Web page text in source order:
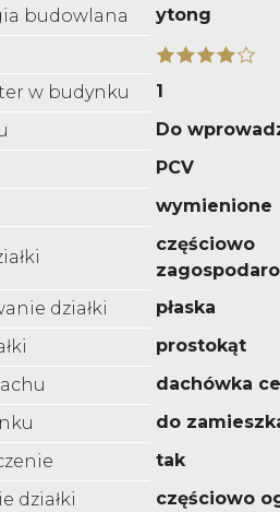
budowlana
ytong
w budynku
1
Do
PCV
wymienione
częściowo
działki
płaska
prostokąt
dachówka
do
tak
działki
częściowo